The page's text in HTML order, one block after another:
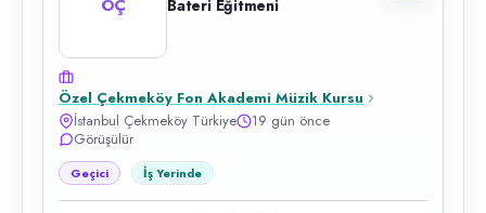
ÖÇ Bateri Eğitmeni
Özel Çekmeköy Fon Akademi Müzik Kursu
İstanbul Çekmeköy Türkiye
19 gün önce
Görüşülür
Geçici İş Yerinde